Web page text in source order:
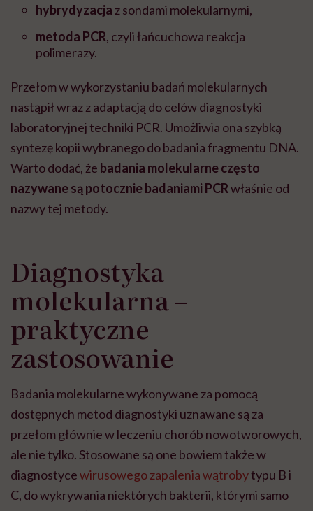
hybrydyzacja z sondami molekularnymi,
metoda PCR, czyli łańcuchowa reakcja
polimerazy.
Przełom w wykorzystaniu badań molekularnych
nastąpił wraz z adaptacją do celów diagnostyki
laboratoryjnej techniki PCR. Umożliwia ona szybką
syntezę kopii wybranego do badania fragmentu DNA.
Warto dodać, że badania molekularne często
nazywane są potocznie badaniami PCRwłaśnie od
nazwy tej metody.
Diagnostyka
molekularna –
praktyczne
zastosowanie
Badania molekularne wykonywane za pomocą
dostępnych metod diagnostyki uznawane są za
przełom głównie w leczeniu chorób nowotworowych,
ale nie tylko. Stosowane są one bowiem także w
diagnostycewirusowego zapalenia wątrobytypu B i
C, do wykrywania niektórych bakterii, którymi samo